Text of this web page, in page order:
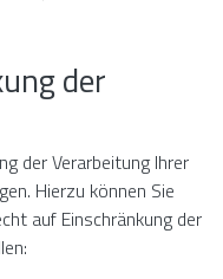
der
der Verarbeitung Ihrer
Hierzu können Sie
auf Einschränkung der